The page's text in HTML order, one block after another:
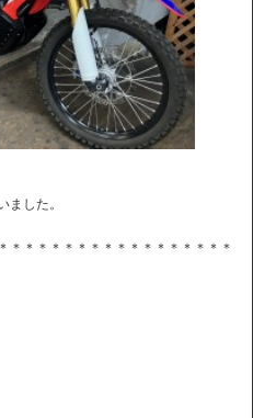
ました。
＊＊＊＊＊＊＊＊＊＊＊＊＊＊＊＊＊